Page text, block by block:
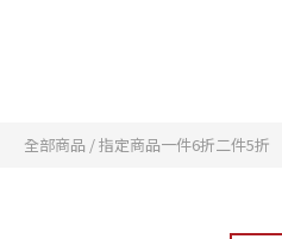
全部商品 /指定商品一件6折二件5折